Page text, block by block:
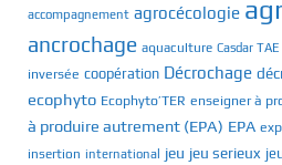
accompagnement agrocécologie
ancrochage aquaculture Casdar TAE
inversée coopération Décrochage
ecophyto Ecophyto’TER enseigner à
à produire autrement (EPA) EPA
insertion international jeu jeu serieux